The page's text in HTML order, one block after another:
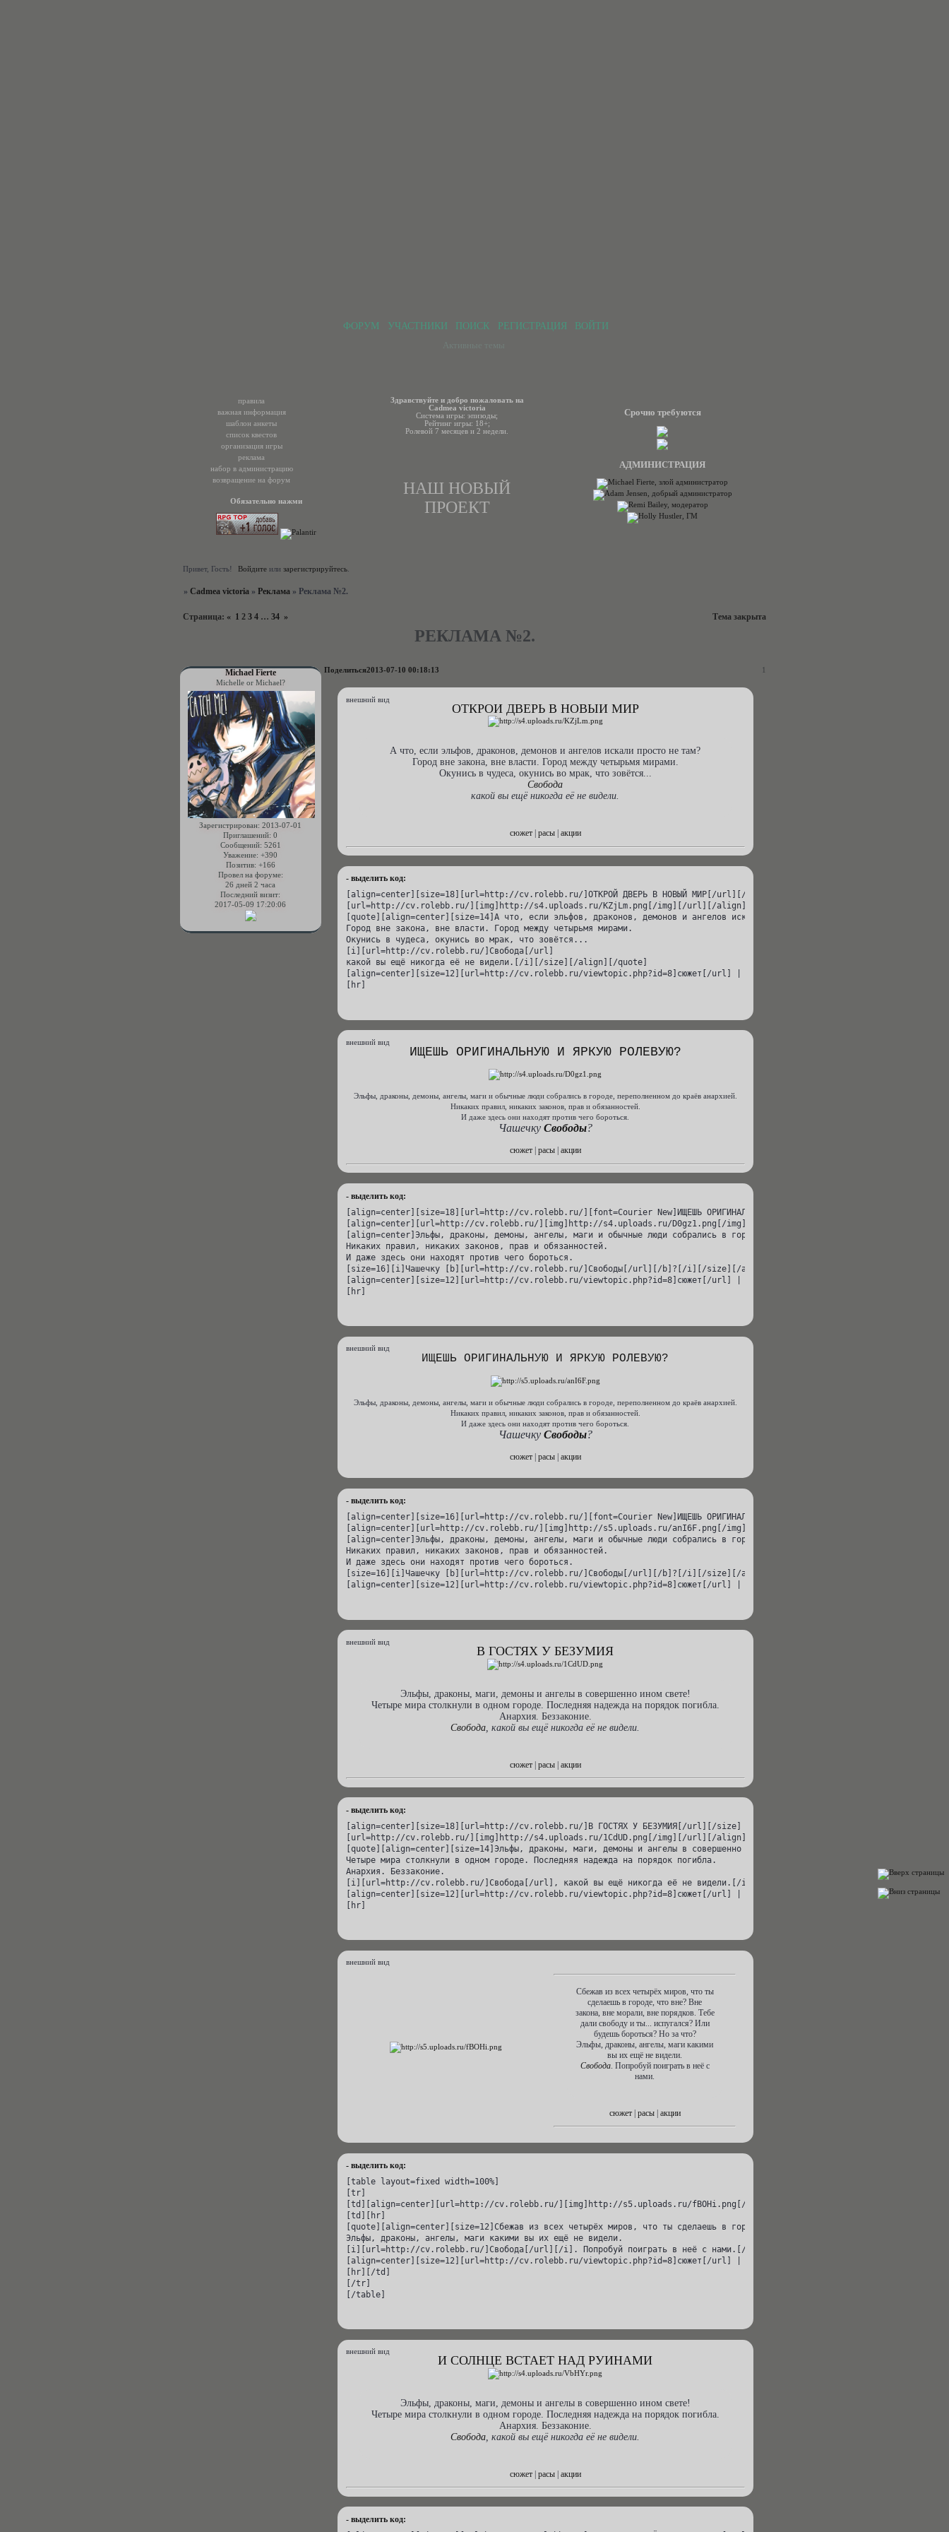
ФОРУМ УЧАСТНИКИ ПОИСК РЕГИСТРАЦИЯ ВОЙТИ
правила
важная информация
шаблон анкеты
список квестов
организация игры
реклама
набор в администрацию
возвращение на форум
Обязательно нажми
Здравствуйте и добро пожаловать на
Cadmea victoria
Система игры: эпизоды;
Рейтинг игры: 18+;
Ролевой 7 месяцев и 2 недели.
НАШ НОВЫЙ
ПРОЕКТ
Срочно требуются
АДМИНИСТРАЦИЯ
Привет, Гость! Войдитеили зарегистрируйтесь.
» Cadmea victoria » Реклама » Реклама №2.
РЕКЛАМА №2.
Страница: « 1 2 3 4 … 34 » Тема закрыта
Поделиться 1
2013-07-10 00:18:13
Michael Fierte
Michelle or Michael?
Зарегистрирован: 2013-07-01
Приглашений: 0
Сообщений: 5261
Уважение: +390
Позитив: +166
Провел на форуме:
26 дней 2 часа
Последний визит:
2017-05-09 17:20:06
внешний вид
ОТКРОЙ ДВЕРЬ В НОВЫЙ МИР
А что, если эльфов, драконов, демонов и ангелов искали просто не там?
Город вне закона, вне власти. Город между четырьмя мирами.
Окунись в чудеса, окунись во мрак, что зовётся...
Свобода
какой вы ещё никогда её не видели.
сюжет| расы| акции
- выделить код:
[align=center][size=18][url=http://cv.rolebb.ru/]ОТКРОЙ ДВЕРЬ В НОВЫЙ МИР[/url][/size]
[url=http://cv.rolebb.ru/][img]http://s4.uploads.ru/KZjLm.png[/img][/url][/align]
[quote][align=center][size=14]А что, если эльфов, драконов, демонов и ангелов искали просто не там?
Город вне закона, вне власти. Город между четырьмя мирами.
Окунись в чудеса, окунись во мрак, что зовётся...
[i][url=http://cv.rolebb.ru/]Свобода[/url]
какой вы ещё никогда её не видели.[/i][/size][/align][/quote]
[align=center][size=12][url=http://cv.rolebb.ru/viewtopic.php?id=8]сюжет[/url] | [url=http://cv.rolebb.ru/
[hr]
внешний вид
ИЩЕШЬ ОРИГИНАЛЬНУЮ И ЯРКУЮ РОЛЕВУЮ?
Эльфы, драконы, демоны, ангелы, маги и обычные люди собрались в городе, переполненном до краёв анархией.
Никаких правил, никаких законов, прав и обязанностей.
И даже здесь они находят против чего бороться.
Чашечку Свободы?
сюжет| расы| акции
- выделить код:
[align=center][size=18][url=http://cv.rolebb.ru/][font=Courier New]ИЩЕШЬ ОРИГИНАЛЬНУЮ И ЯРКУЮ РОЛЕВУЮ?[/font][/url][/
[align=center][url=http://cv.rolebb.ru/][img]http://s4.uploads.ru/D0gz1.png[/img][/url][/align]
[align=center]Эльфы, драконы, демоны, ангелы, маги и обычные люди собрались в городе, переполненном до краёв анархией.
Никаких правил, никаких законов, прав и обязанностей.
И даже здесь они находят против чего бороться.
[size=16][i]Чашечку [b][url=http://cv.rolebb.ru/]Свободы[/url][/b]?[/i][/size][/align]
[align=center][size=12][url=http://cv.rolebb.ru/viewtopic.php?id=8]сюжет[/url] | [url=http://cv.rolebb.ru/
[hr]
внешний вид
ИЩЕШЬ ОРИГИНАЛЬНУЮ И ЯРКУЮ РОЛЕВУЮ?
Эльфы, драконы, демоны, ангелы, маги и обычные люди собрались в городе, переполненном до краёв анархией.
Никаких правил, никаких законов, прав и обязанностей.
И даже здесь они находят против чего бороться.
Чашечку Свободы?
сюжет| расы| акции
- выделить код:
[align=center][size=16][url=http://cv.rolebb.ru/][font=Courier New]ИЩЕШЬ ОРИГИНАЛЬНУЮ И ЯРКУЮ РОЛЕВУЮ?[/font][/url][/
[align=center][url=http://cv.rolebb.ru/][img]http://s5.uploads.ru/anI6F.png[/img][/url][/align]
[align=center]Эльфы, драконы, демоны, ангелы, маги и обычные люди собрались в городе, переполненном до краёв анархией.
Никаких правил, никаких законов, прав и обязанностей.
И даже здесь они находят против чего бороться.
[size=16][i]Чашечку [b][url=http://cv.rolebb.ru/]Свободы[/url][/b]?[/i][/size][/align]
[align=center][size=12][url=http://cv.rolebb.ru/viewtopic.php?id=8]сюжет[/url] | [url=http://cv.rolebb.ru/
внешний вид
В ГОСТЯХ У БЕЗУМИЯ
Эльфы, драконы, маги, демоны и ангелы в совершенно ином свете!
Четыре мира столкнули в одном городе. Последняя надежда на порядок погибла.
Анархия. Беззаконие.
Свобода , какой вы ещё никогда её не видели.
сюжет| расы| акции
- выделить код:
[align=center][size=18][url=http://cv.rolebb.ru/]В ГОСТЯХ У БЕЗУМИЯ[/url][/size]
[url=http://cv.rolebb.ru/][img]http://s4.uploads.ru/1CdUD.png[/img][/url][/align]
[quote][align=center][size=14]Эльфы, драконы, маги, демоны и ангелы в совершенно ином свете!
Четыре мира столкнули в одном городе. Последняя надежда на порядок погибла.
Анархия. Беззаконие.
[i][url=http://cv.rolebb.ru/]Свобода[/url], какой вы ещё никогда её не видели.[/i][/size][/align][/quote]
[align=center][size=12][url=http://cv.rolebb.ru/viewtopic.php?id=8]сюжет[/url] | [url=http://cv.rolebb.ru/
[hr]
внешний вид
Сбежав из всех четырёх миров, что ты
сделаешь в городе, что вне? Вне
закона, вне морали, вне порядков. Тебе
дали свободу и ты... испугался? Или
будешь бороться? Но за что?
Эльфы, драконы, ангелы, маги какими
вы их ещё не видели.
Свобода. Попробуй поиграть в неё с
нами.
сюжет| расы| акции
- выделить код:
[table layout=fixed width=100%]
[tr]
[td][align=center][url=http://cv.rolebb.ru/][img]http://s5.uploads.ru/fBOHi.png[/img][/url][/align][/td]
[td][hr]
[quote][align=center][size=12]Сбежав из всех четырёх миров, что ты сделаешь в городе, что вне? Вне закона, вне морали,
Эльфы, драконы, ангелы, маги какими вы их ещё не видели.
[i][url=http://cv.rolebb.ru/]Свобода[/url][/i]. Попробуй поиграть в неё с нами.[/size][/align][/quote]
[align=center][size=12][url=http://cv.rolebb.ru/viewtopic.php?id=8]сюжет[/url] | [url=http://cv.rolebb.ru/
[hr][/td]
[/tr]
[/table]
внешний вид
И СОЛНЦЕ ВСТАЁТ НАД РУИНАМИ
Эльфы, драконы, маги, демоны и ангелы в совершенно ином свете!
Четыре мира столкнули в одном городе. Последняя надежда на порядок погибла.
Анархия. Беззаконие.
Свобода , какой вы ещё никогда её не видели.
сюжет| расы| акции
- выделить код: